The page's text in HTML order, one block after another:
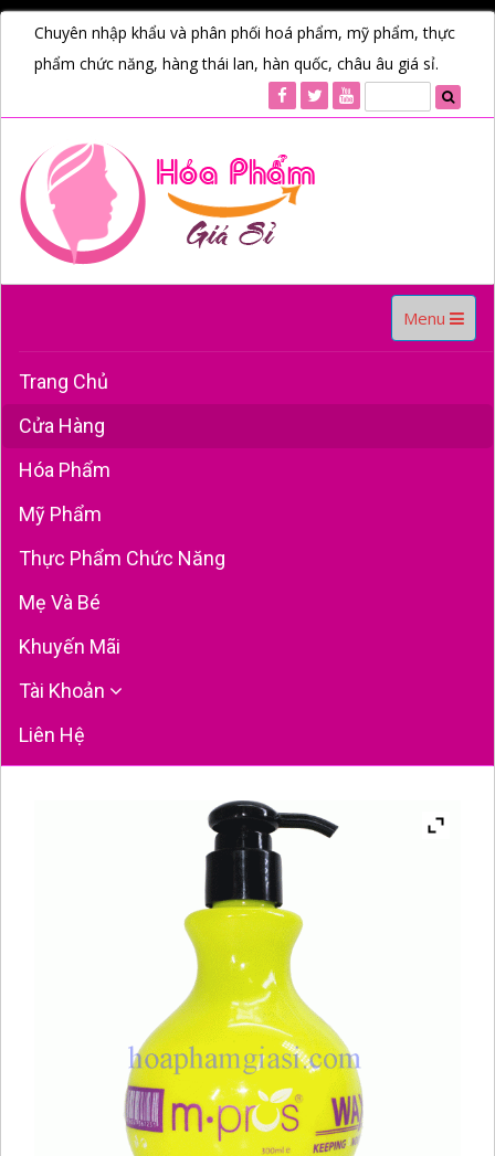
Chuyên nhập khẩu và phân phối hoá phẩm, mỹ phẩm, thực
phẩm chức năng, hàng thái lan, hàn quốc, châu âu giá sỉ.
Toggle
navigation
Menu
Trang Chủ
Cửa Hàng
Hóa Phẩm
Mỹ Phẩm
Thực Phẩm Chức Năng
Mẹ Và Bé
Khuyến Mãi
Tài Khoản
Liên Hệ